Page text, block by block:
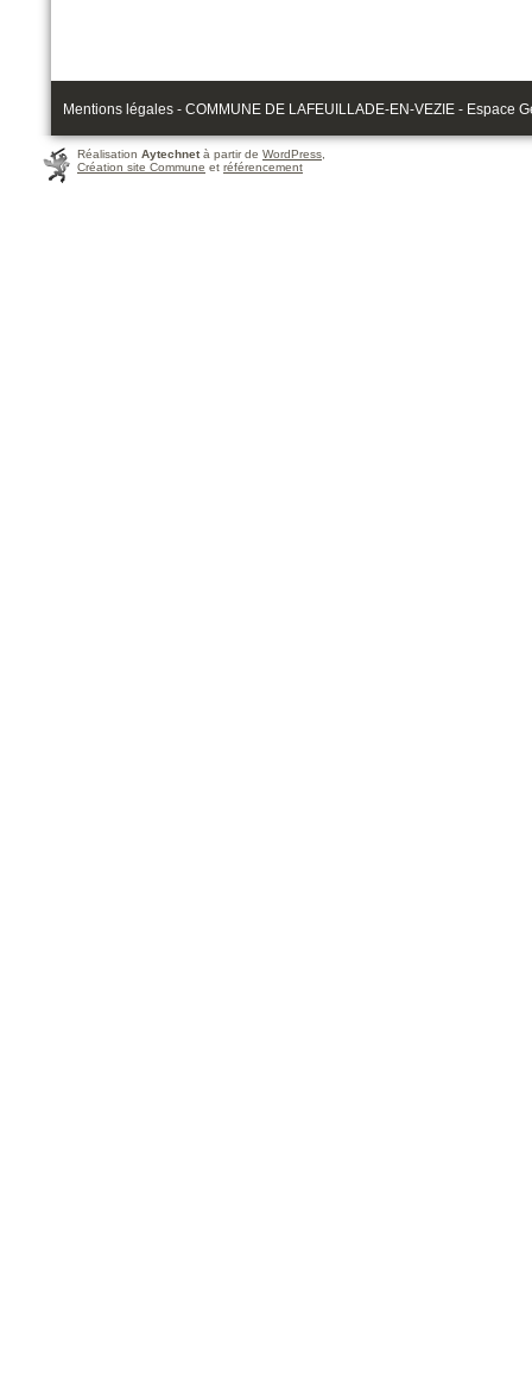
Mentions légales - COMMUNE DE LAFEUILLADE-EN-VEZIE - Espace
Réalisation Aytechnetà partir de WordPress,
Création site Commune et référencement